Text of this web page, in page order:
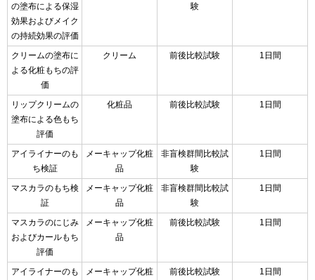
の塗布による保湿
効果およびメイク
の持続効果の評価
験
クリームの塗布に
よる化粧もちの評
価
クリーム 前後比較試験 1日間
リップクリームの
塗布による色もち
評価
化粧品 前後比較試験 1日間
アイライナーのも
ち検証
メーキャップ化粧
品
非盲検群間比較試
験
1日間
マスカラのもち検
証
メーキャップ化粧
品
非盲検群間比較試
験
1日間
マスカラのにじみ
およびカールもち
評価
メーキャップ化粧
品
前後比較試験 1日間
アイライナーのも
メーキャップ化粧
前後比較試験 1日間